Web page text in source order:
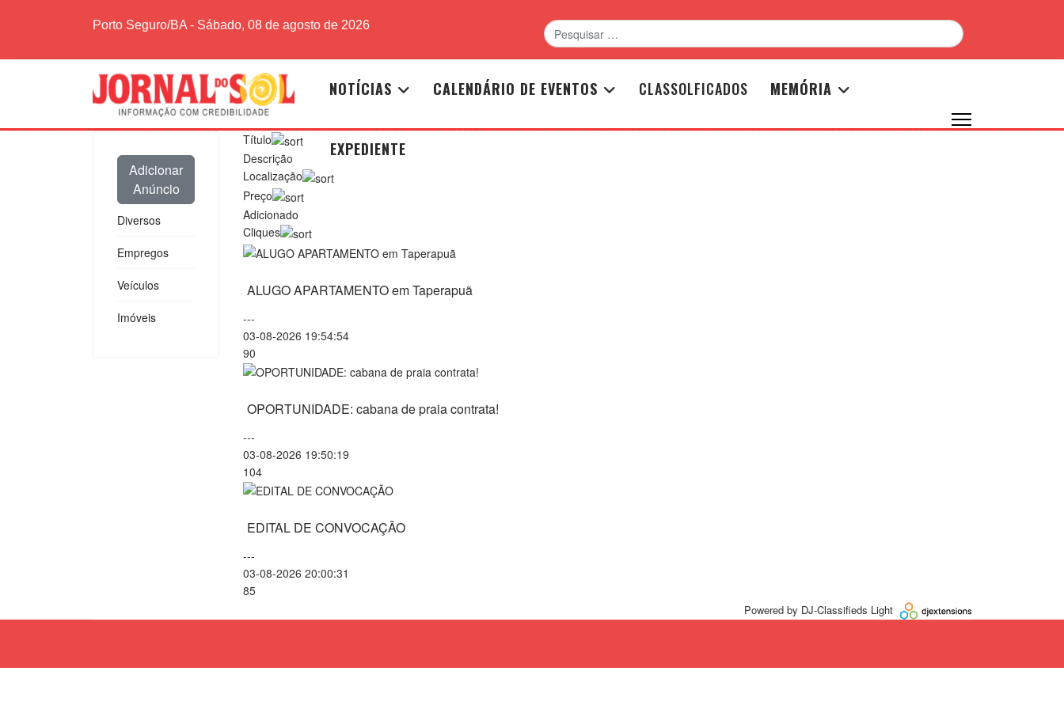
Porto Seguro/BA - Sábado, 08 de agosto de 2026 Pesquisar
NOTÍCIAS CALENDÁRIO DE EVENTOS CLASSOLFICADOS MEMÓRIA
EXPEDIENTE
Adicionar
Anúncio
Diversos
Empregos
Veículos
Imóveis
Título
Descrição
Localização
Preço
Adicionado
Cliques
ALUGO APARTAMENTO em Taperapuã
---
03-08-2026 19:54:54
90
OPORTUNIDADE: cabana de praia contrata!
---
03-08-2026 19:50:19
104
EDITAL DE CONVOCAÇÃO
---
03-08-2026 20:00:31
85
Powered by DJ-Classifieds Light